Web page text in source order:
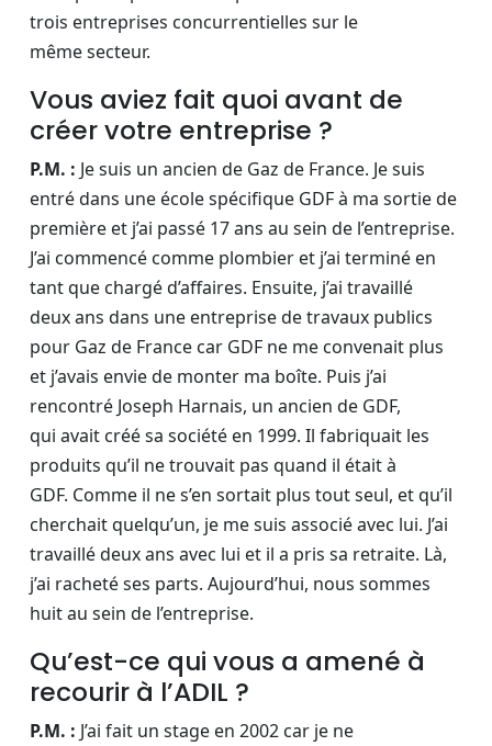
trois entreprises concurrentielles sur le
même secteur.
Vous aviez fait quoi avant de
créer votre entreprise ?
P.M. : Je suis un ancien de Gaz de France. Je suis
entré dans une école spécifique GDF à ma sortie de
première et j’ai passé 17 ans au sein de l’entreprise.
J’ai commencé comme plombier et j’ai terminé en
tant que chargé d’affaires. Ensuite, j’ai travaillé
deux ans dans une entreprise de travaux publics
pour Gaz de France car GDF ne me convenait plus
et j’avais envie de monter ma boîte. Puis j’ai
rencontré Joseph Harnais, un ancien de GDF,
qui avait créé sa société en 1999. Il fabriquait les
produits qu’il ne trouvait pas quand il était à
GDF. Comme il ne s’en sortait plus tout seul, et qu’il
cherchait quelqu’un, je me suis associé avec lui. J’ai
travaillé deux ans avec lui et il a pris sa retraite. Là,
j’ai racheté ses parts. Aujourd’hui, nous sommes
huit au sein de l’entreprise.
Qu’est-ce qui vous a amené à
recourir à l’ADIL ?
P.M. : J’ai fait un stage en 2002 car je ne